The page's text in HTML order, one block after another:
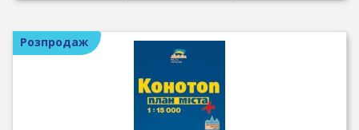
Розпродаж